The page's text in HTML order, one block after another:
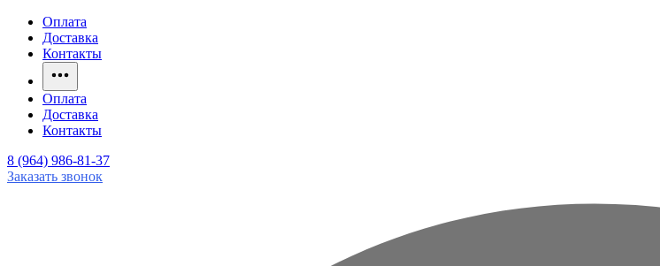
Оплата
Доставка
Контакты
Оплата
Доставка
Контакты
8 (964) 986-81-37
Заказать звонок